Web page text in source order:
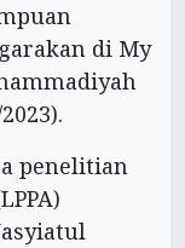
di My
penelitian